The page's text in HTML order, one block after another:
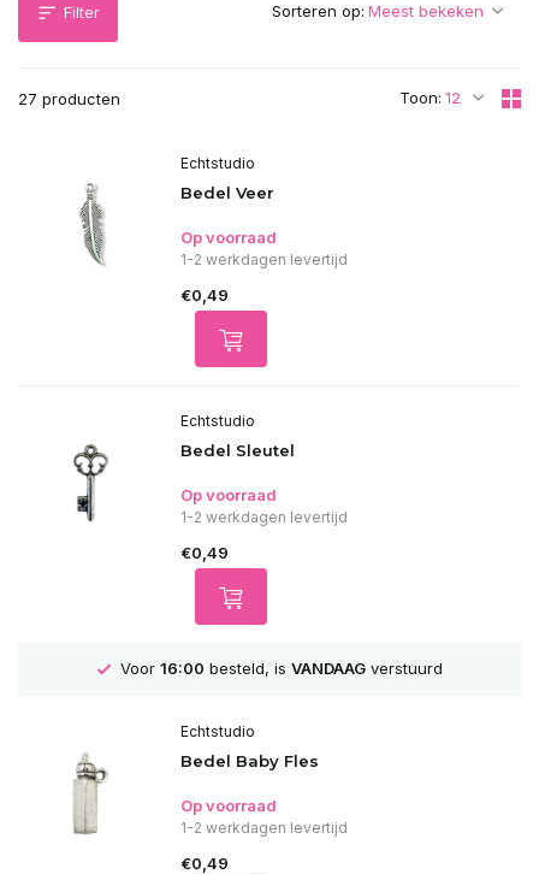
Filter
27 producten Toon:
Sorteren op:
Echtstudio
Bedel Veer
Op voorraad
1-2 werkdagen levertijd
€0,49
Echtstudio
Bedel Sleutel
Op voorraad
1-2 werkdagen levertijd
€0,49
Voor 16:00 besteld, is VANDAAGverstuurd
Echtstudio
Bedel Baby Fles
Op voorraad
1-2 werkdagen levertijd
€0,49